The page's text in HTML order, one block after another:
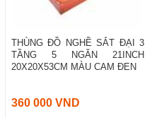
THÙNG ĐỒ NGHỀ SẮT ĐẠI 3
TẦNG 5 NGĂN 21INCH
20X20X53CM MÀU CAM ĐEN
360 000 VND